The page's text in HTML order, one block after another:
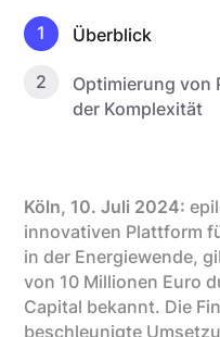
1 Überblick
2
Optimierung von
der Komplexität
Köln, 10. Juli 2024:
innovativen Plattform
in der Energiewende,
von 10 Millionen Euro
Capital bekannt. Die
beschleunigte